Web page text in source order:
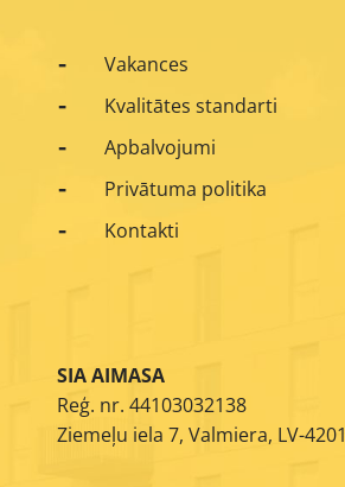
Vakances
Kvalitātes standarti
Apbalvojumi
Privātuma politika
Kontakti
SIA AIMASA
Reģ. nr. 44103032138
Ziemeļu iela 7, Valmiera, LV-4201